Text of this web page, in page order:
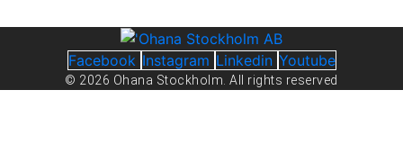
Facebook Instagram Linkedin Youtube
© 2026 Ohana Stockholm. All rights reserved